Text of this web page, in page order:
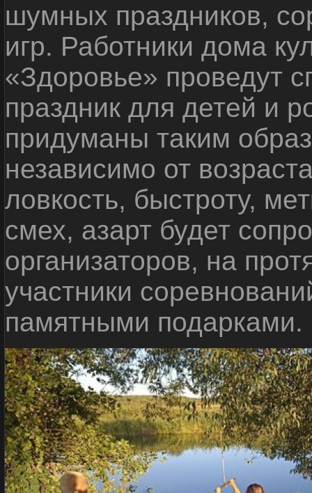
шумных праздников,
игр. Работники дома
«Здоровье» проведут
праздник для детей и
придуманы таким
независимо от
ловкость, быстроту,
смех, азарт будет
организаторов, на
участники
памятными подарками.